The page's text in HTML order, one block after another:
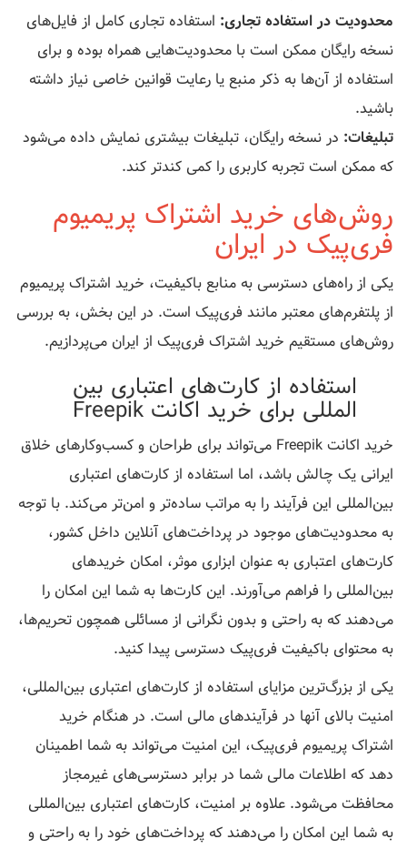
محدودیت در استفاده تجاری: استفاده تجاری کامل از فایل‌های
نسخه رایگان ممکن است با محدودیت‌هایی همراه بوده و برای
استفاده از آن‌ها به ذکر منبع یا رعایت قوانین خاصی نیاز داشته
باشید.
تبلیغات: در نسخه رایگان، تبلیغات بیشتری نمایش داده می‌شود
که ممکن است تجربه کاربری را کمی کندتر کند.
روش‌های خرید اشتراک پریمیوم
فری‌پیک در ایران
یکی از راه‌های دسترسی به منابع باکیفیت، خرید اشتراک پریمیوم
از پلتفرم‌های معتبر مانند فری‌پیک است. در این بخش، به بررسی
روش‌های مستقیم خرید اشتراک فری‌پیک از ایران می‌پردازیم.
استفاده از کارت‌های اعتباری بین
المللی برای خرید اکانت Freepik
خرید اکانت Freepik می‌تواند برای طراحان و کسب‌وکارهای خلاق
ایرانی یک چالش باشد، اما استفاده از کارت‌های اعتباری
بین‌المللی این فرآیند را به مراتب ساده‌تر و امن‌تر می‌کند. با توجه
به محدودیت‌های موجود در پرداخت‌های آنلاین داخل کشور،
کارت‌های اعتباری به عنوان ابزاری موثر، امکان خریدهای
بین‌المللی را فراهم می‌آورند. این کارت‌ها به شما این امکان را
می‌دهند که به راحتی و بدون نگرانی از مسائلی همچون تحریم‌ها،
به محتوای باکیفیت فری‌پیک دسترسی پیدا کنید.
یکی از بزرگ‌ترین مزایای استفاده از کارت‌های اعتباری بین‌المللی،
امنیت بالای آنها در فرآیندهای مالی است. در هنگام خرید
اشتراک پریمیوم فری‌پیک، این امنیت می‌تواند به شما اطمینان
دهد که اطلاعات مالی شما در برابر دسترسی‌های غیرمجاز
محافظت می‌شود. علاوه بر امنیت، کارت‌های اعتباری بین‌المللی
به شما این امکان را می‌دهند که پرداخت‌های خود را به راحتی و